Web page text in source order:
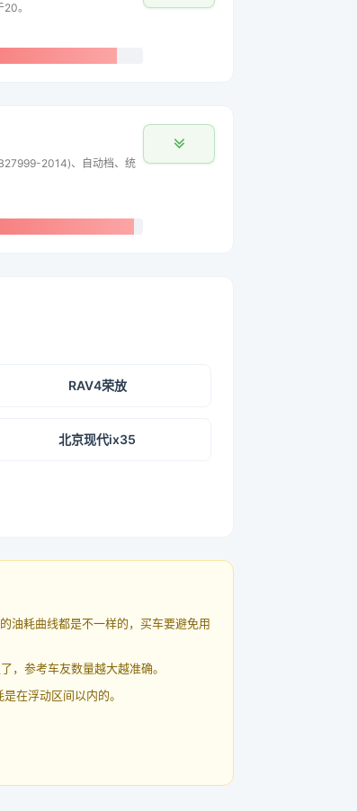
。
2014)、自动档、统
RAV4荣放
北京现代ix35
油耗曲线都是不一样的，买车要避免用
，参考车友数量越大越准确。
在浮动区间以内的。